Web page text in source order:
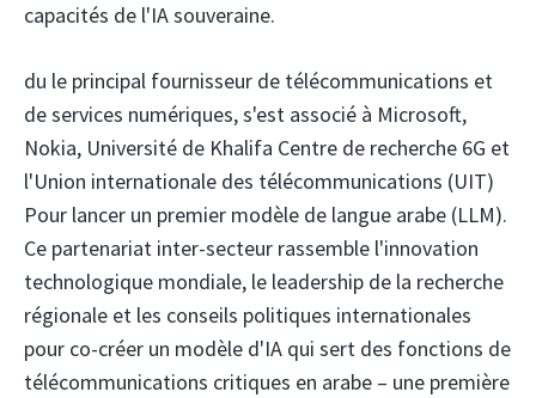
capacités de l'IA souveraine.
du le principal fournisseur de télécommunications et
de services numériques, s'est associé à Microsoft,
Nokia, Université de Khalifa Centre de recherche 6G et
l'Union internationale des télécommunications (UIT)
Pour lancer un premier modèle de langue arabe (LLM).
Ce partenariat inter-secteur rassemble l'innovation
technologique mondiale, le leadership de la recherche
régionale et les conseils politiques internationales
pour co-créer un modèle d'IA qui sert des fonctions de
télécommunications critiques en arabe – une première